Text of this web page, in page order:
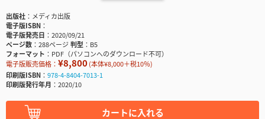
出版社
メディカ出版
電子版ISBN
電子版発売日
2020/09/21
ページ数
288ページ判型
B5
フォーマット
PDF（パソコンへのダウンロード不可）
電子版販売価格： ¥8,800(本体¥8,000＋税10％)
印刷版ISBN
978-4-8404-7013-1
印刷版発行年月
2020/10
カートに入れる